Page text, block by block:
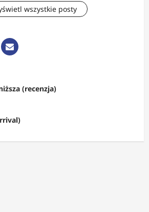
wszystkie posty
(recenzja)